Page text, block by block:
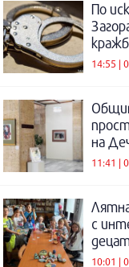
По
14:55 |
на
11:41 |
с
10:01 |